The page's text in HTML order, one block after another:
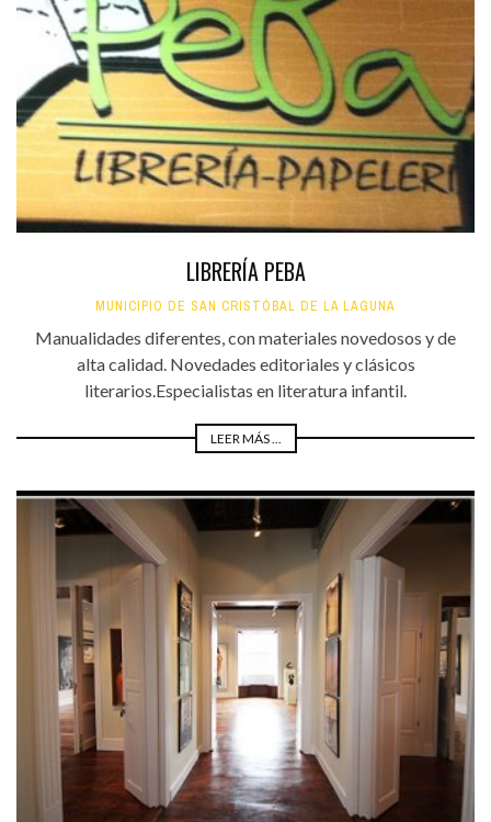
LIBRERÍA PEBA
MUNICIPIO DE SAN CRISTÓBAL DE LA LAGUNA
Manualidades diferentes, con materiales novedosos y de
alta calidad. Novedades editoriales y clásicos
literarios.Especialistas en literatura infantil.
LEER MÁS ...